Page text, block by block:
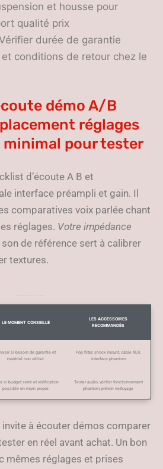
et housse pour
qualité prix
durée de garantie
conditions de retour chez le
démo A/B
réglages
pour tester
d’écoute A B et
interface préampli et gain. Il
comparatives voix parlée chant
réglages. Votre impédance
son de référence sert à calibrer
textures.
LE MOMENT CONSEILLÉ
LES ACCESSOIRES
RECOMMANDÉS
si besoin de garantie et
matériel non utilisé
Pop filter, shock mount, câble XLR,
interface phantom
si budget serré et vérification
possible en main propre
Tester audio, vérifier fonctionnement
phantom, prévoir nettoyage
invite à écouter démos comparer
en réel avant achat. Un bon
mêmes réglages et prises